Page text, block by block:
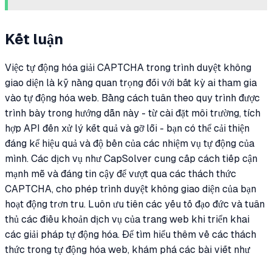
Kết luận
Việc tự động hóa giải CAPTCHA trong trình duyệt không
giao diện là kỹ năng quan trọng đối với bất kỳ ai tham gia
vào tự động hóa web. Bằng cách tuân theo quy trình được
trình bày trong hướng dẫn này - từ cài đặt môi trường, tích
hợp API đến xử lý kết quả và gỡ lỗi - bạn có thể cải thiện
đáng kể hiệu quả và độ bền của các nhiệm vụ tự động của
mình. Các dịch vụ như CapSolver cung cấp cách tiếp cận
mạnh mẽ và đáng tin cậy để vượt qua các thách thức
CAPTCHA, cho phép trình duyệt không giao diện của bạn
hoạt động trơn tru. Luôn ưu tiên các yếu tố đạo đức và tuân
thủ các điều khoản dịch vụ của trang web khi triển khai
các giải pháp tự động hóa. Để tìm hiểu thêm về các thách
thức trong tự động hóa web, khám phá các bài viết như